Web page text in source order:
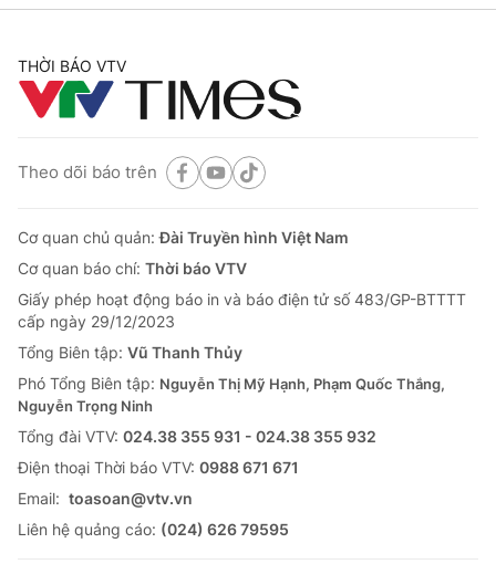
THỜI BÁO VTV
Theo dõi báo trên
Cơ quan chủ quản:Đài Truyền hình Việt Nam
Cơ quan báo chí: Thời báo VTV
Giấy phép hoạt động báo in và báo điện tử số 483/GP-BTTTT
cấp ngày 29/12/2023
Tổng Biên tập: Vũ Thanh Thủy
Phó Tổng Biên tập: Nguyễn Thị Mỹ Hạnh, Phạm Quốc Thắng,
Nguyễn Trọng Ninh
Tổng đài VTV: 024.38 355 931 - 024.38 355 932
Ðiện thoại Thời báo VTV: 0988 671 671
Email: toasoan@vtv.vn
Liên hệ quảng cáo: (024) 626 79595